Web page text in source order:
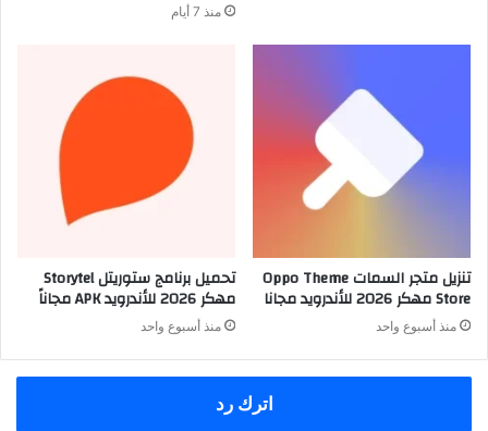
منذ 7 أيام
تنزيل متجر السمات Oppo Theme
Store مهكر 2026 للأندرويد مجانا
منذ أسبوع واحد
تحميل برنامج ستوريتل Storytel
مهكر 2026 للأندرويد APK مجاناً
منذ أسبوع واحد
اترك رد